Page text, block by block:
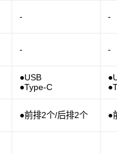
- -
- -
●USB
●Type-C
●前排2个/后排2个 ●